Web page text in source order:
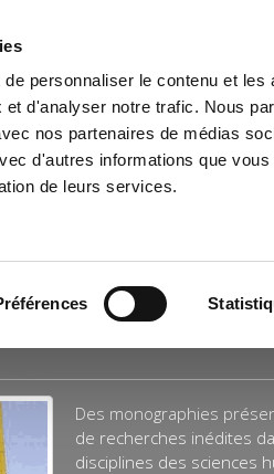
personnaliser le contenu et
d'analyser notre trafic. Nous
nos partenaires de médias
d'autres informations que
de leurs services.
Environnement
Des monographies
de recherches inédites
disciplines des sciences